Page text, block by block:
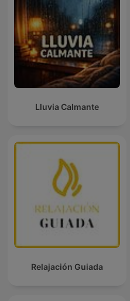
Lluvia Calmante
Relajación Guiada